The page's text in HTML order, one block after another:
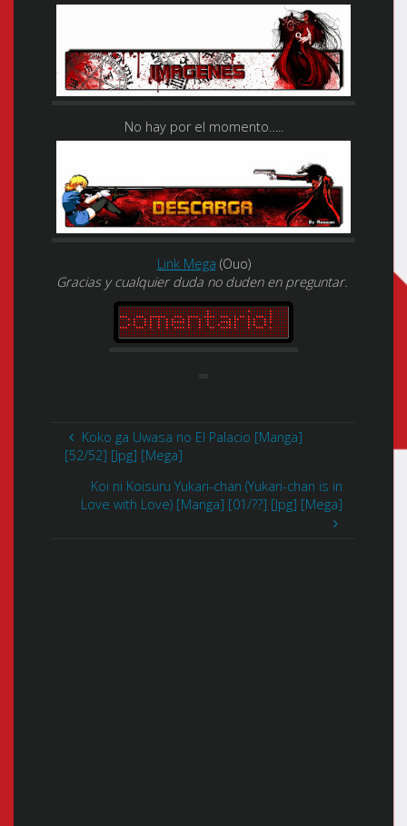
No hay por el momento…..
Link Mega (Ouo)
Gracias y cualquier duda no duden en preguntar.
Koko ga Uwasa no El Palacio [Manga]
[52/52] [Jpg] [Mega]
Koi ni Koisuru Yukari-chan (Yukari-chan is in
Love with Love) [Manga] [01/??] [Jpg] [Mega]